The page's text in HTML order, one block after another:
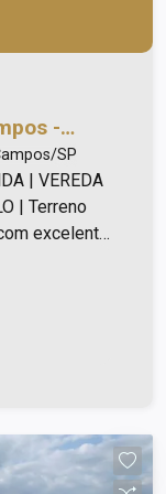
-
SP
| VEREDA
excelente
na Zona
com: -
Track